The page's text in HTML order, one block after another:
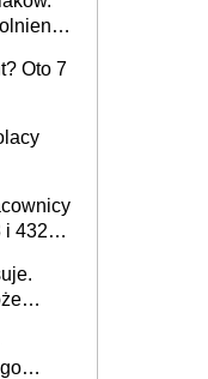
Oto 7
i 432